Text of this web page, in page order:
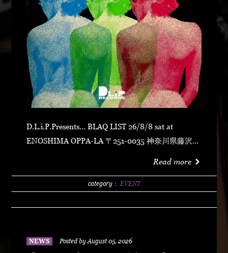
D.L.i.P.Presents... BLAQ LIST 26/8/8 sat at
ENOSHIMA OPPA-LA 〒251-0035 神奈川県藤沢市
2500/1dLADY'S FREE HOTTS GUEST DJ PMX
MANLEXKILLAHSHARKHEDMAO & MAGOODZ
Read more
category： EVENT
NEWS Posted by August 05, 2026